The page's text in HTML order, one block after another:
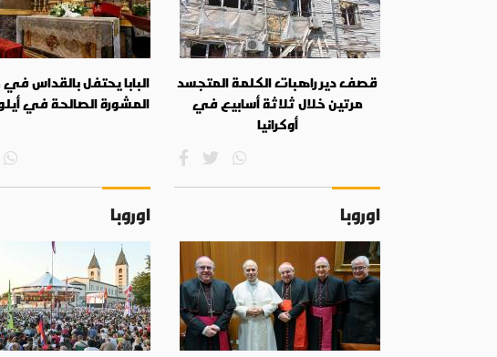
قصف دير راهبات الكلمة المتجسد
مرتين خلال ثلاثة أسابيع في
أوكرانيا
البابا يحتفل بالقداس في
المشورة الصالحة في
اوروبا اوروبا